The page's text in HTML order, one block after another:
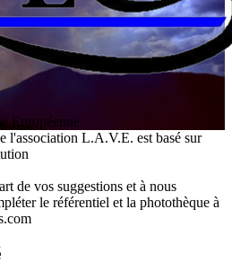
Européenne
l'association L.A.V.E. est basé sur
de vos suggestions et à nous
le référentiel et la photothèque à